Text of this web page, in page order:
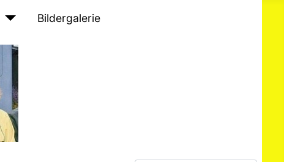
Bildergalerie